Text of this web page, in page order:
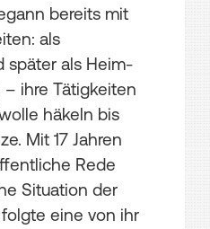
bereits mit
als
später als Heim-
– ihre Tätigkeiten
häkeln bis
Mit 17 Jahren
Rede
Situation der
eine von ihr